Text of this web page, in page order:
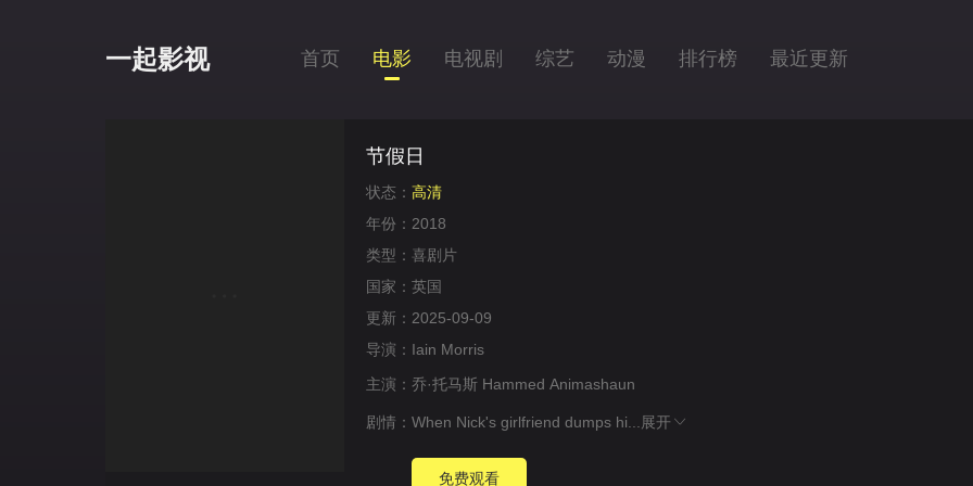
一起影视 首页 电影 电视剧 综艺 动漫 排行榜 最近更新
节假日
状态： 高清
年份： 2018
类型： 喜剧片
国家： 英国
更新： 2025-09-09
导演： Iain Morris
主演： 乔·托马斯 Hammed Animashaun
剧情： When Nick's girlfriend dumps hi... 展开
免费观看